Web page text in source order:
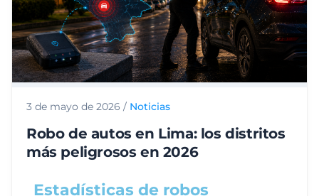
3 de mayo de 2026 / Noticias
Robo de autos en Lima: los distritos
más peligrosos en 2026
Estadísticas de robos